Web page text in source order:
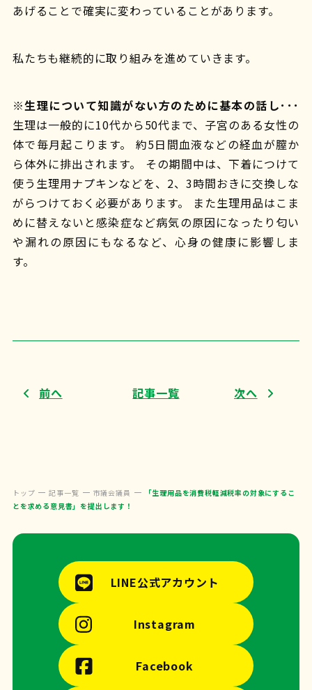
あげることで確実に変わっていることがあります。
私たちも継続的に取り組みを進めていきます。
※生理について知識がない方のために基本の話し･･･
生理は一般的に10代から50代まで、子宮のある女性の
体で毎月起こります。 約5日間血液などの経血が膣か
ら体外に排出されます。 その期間中は、下着につけて
使う生理用ナプキンなどを、2、3時間おきに交換しな
がらつけておく必要があります。 また生理用品はこま
めに替えないと感染症など病気の原因になったり匂い
や漏れの原因にもなるなど、心身の健康に影響しま
す。
前へ 記事一覧 次へ
トップ 記事一覧 市議会議員
「生理用品を消費税軽減税率の対象にするこ
とを求める意見書」を提出します！
LINE公式アカウント
Instagram
Facebook